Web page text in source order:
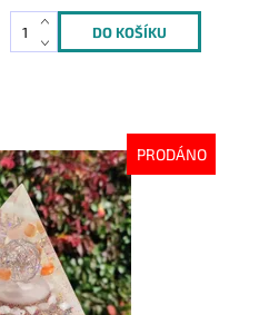
PRODÁNO